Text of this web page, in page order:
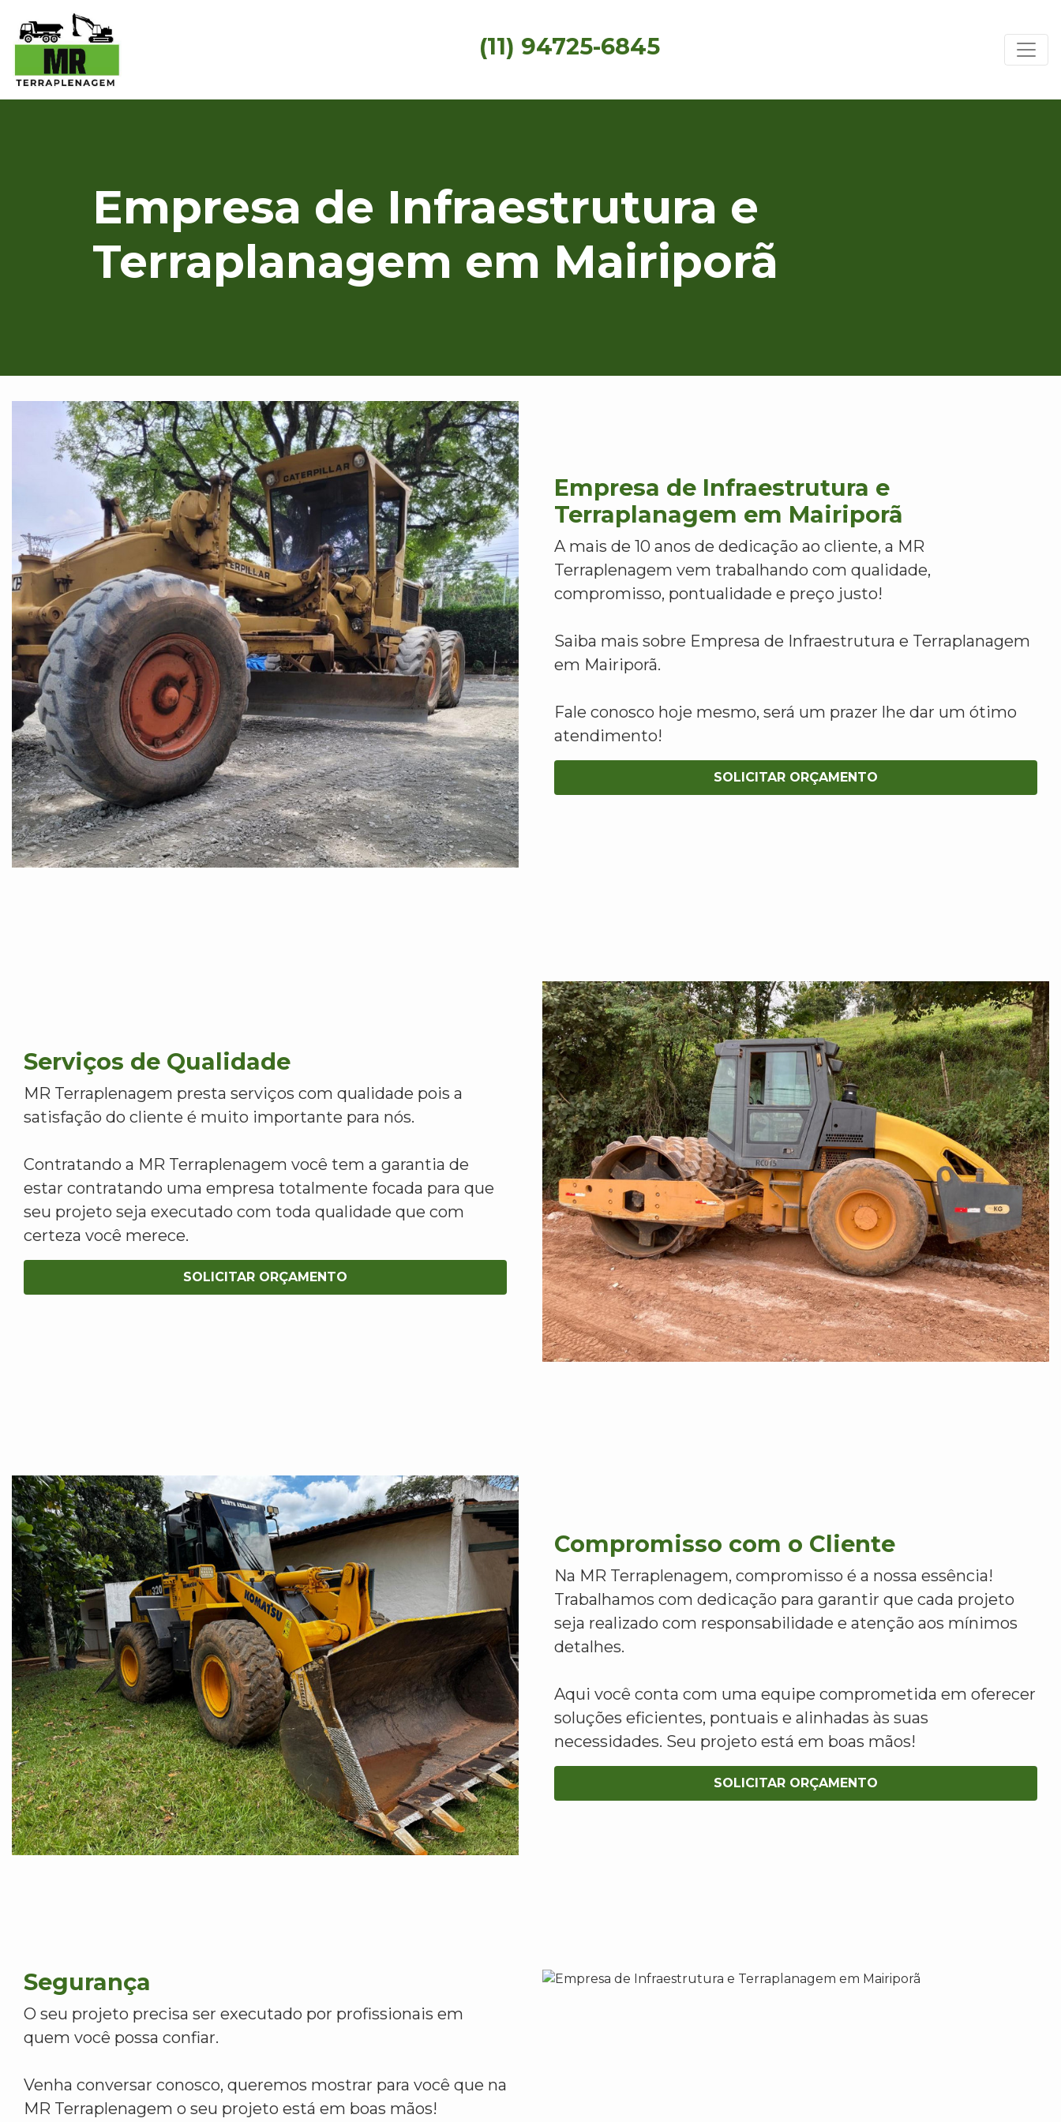
(11) 94725-6845
Empresa de Infraestrutura e
Terraplanagem em Mairiporã
Empresa de Infraestrutura e
Terraplanagem em Mairiporã
A mais de 10 anos de dedicação ao cliente, a MR
Terraplenagem vem trabalhando com qualidade,
compromisso, pontualidade e preço justo!
Saiba mais sobre Empresa de Infraestrutura e Terraplanagem
em Mairiporã.
Fale conosco hoje mesmo, será um prazer lhe dar um ótimo
atendimento!
SOLICITAR ORÇAMENTO
Serviços de Qualidade
MR Terraplenagem presta serviços com qualidade pois a
satisfação do cliente é muito importante para nós.
Contratando a MR Terraplenagem você tem a garantia de
estar contratando uma empresa totalmente focada para que
seu projeto seja executado com toda qualidade que com
certeza você merece.
SOLICITAR ORÇAMENTO
Compromisso com o Cliente
Na MR Terraplenagem, compromisso é a nossa essência!
Trabalhamos com dedicação para garantir que cada projeto
seja realizado com responsabilidade e atenção aos mínimos
detalhes.
Aqui você conta com uma equipe comprometida em oferecer
soluções eficientes, pontuais e alinhadas às suas
necessidades. Seu projeto está em boas mãos!
SOLICITAR ORÇAMENTO
Segurança
O seu projeto precisa ser executado por profissionais em
quem você possa confiar.
Venha conversar conosco, queremos mostrar para você que na
MR Terraplenagem o seu projeto está em boas mãos!